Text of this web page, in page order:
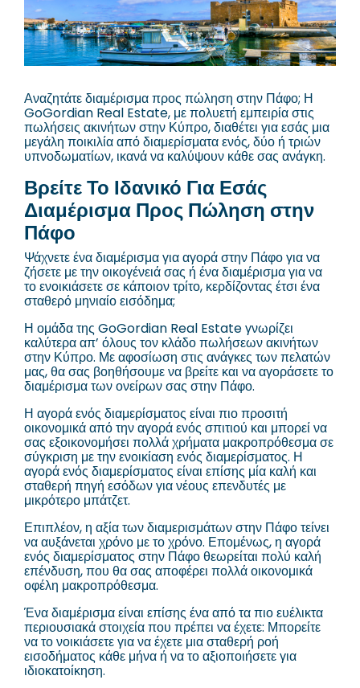
Αναζητάτε διαμέρισμα προς πώληση στην Πάφο; Η
GoGordian Real Estate, με πολυετή εμπειρία στις
πωλήσεις ακινήτων στην Κύπρο, διαθέτει για εσάς μια
μεγάλη ποικιλία από διαμερίσματα ενός, δύο ή τριών
υπνοδωματίων, ικανά να καλύψουν κάθε σας ανάγκη.
Βρείτε Το Ιδανικό Για Εσάς
Διαμέρισμα Προς Πώληση στην
Πάφο
Ψάχνετε ένα διαμέρισμα για αγορά στην Πάφο για να
ζήσετε με την οικογένειά σας ή ένα διαμέρισμα για να
το ενοικιάσετε σε κάποιον τρίτο, κερδίζοντας έτσι ένα
σταθερό μηνιαίο εισόδημα;
Η ομάδα της GoGordian Real Estate γνωρίζει
καλύτερα απ’ όλους τον κλάδο πωλήσεων ακινήτων
στην Κύπρο. Με αφοσίωση στις ανάγκες των πελατών
μας, θα σας βοηθήσουμε να βρείτε και να αγοράσετε το
διαμέρισμα των ονείρων σας στην Πάφο.
Η αγορά ενός διαμερίσματος είναι πιο προσιτή
οικονομικά από την αγορά ενός σπιτιού και μπορεί να
σας εξοικονομήσει πολλά χρήματα μακροπρόθεσμα σε
σύγκριση με την ενοικίαση ενός διαμερίσματος. Η
αγορά ενός διαμερίσματος είναι επίσης μία καλή και
σταθερή πηγή εσόδων για νέους επενδυτές με
μικρότερο μπάτζετ.
Επιπλέον, η αξία των διαμερισμάτων στην Πάφο τείνει
να αυξάνεται χρόνο με το χρόνο. Επομένως, η αγορά
ενός διαμερίσματος στην Πάφο θεωρείται πολύ καλή
επένδυση, που θα σας αποφέρει πολλά οικονομικά
οφέλη μακροπρόθεσμα.
Ένα διαμέρισμα είναι επίσης ένα από τα πιο ευέλικτα
περιουσιακά στοιχεία που πρέπει να έχετε: Μπορείτε
να το νοικιάσετε για να έχετε μια σταθερή ροή
εισοδήματος κάθε μήνα ή να το αξιοποιήσετε για
ιδιοκατοίκηση.